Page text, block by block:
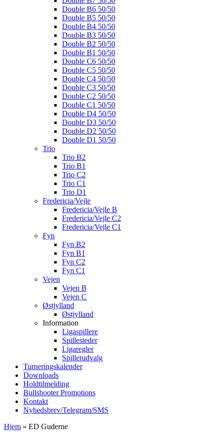
Double B6 50/50
Double B5 50/50
Double B4 50/50
Double B3 50/50
Double B2 50/50
Double B1 50/50
Double C6 50/50
Double C5 50/50
Double C4 50/50
Double C3 50/50
Double C2 50/50
Double C1 50/50
Double D4 50/50
Double D3 50/50
Double D2 50/50
Double D1 50/50
Trio
Trio B2
Trio B1
Trio C2
Trio C1
Trio D1
Fredericia/Vejle
Fredericia/Vejle B
Fredericia/Vejle C2
Fredericia/Vejle C1
Fyn
Fyn B2
Fyn B1
Fyn C2
Fyn C1
Vejen
Vejen B
Vejen C
Østjylland
Østjylland
Information
Ligaspillere
Spillesteder
Ligaregler
Spillerudvalg
Turneringskalender
Downloads
Holdtilmelding
Bullshooter Promotions
Kontakt
Nyhedsbrev/Telegram/SMS
Hjem » ED Guderne